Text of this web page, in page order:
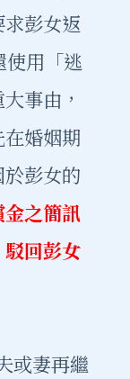
彭女返
使用「逃
事由，
婚姻期
彭女的
之簡訊
回彭女
或妻再繼